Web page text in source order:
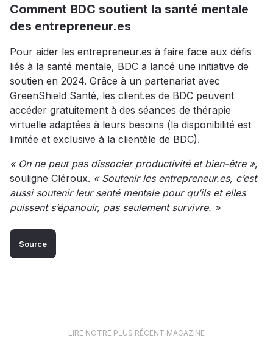
Comment BDC soutient la santé mentale
des entrepreneur.es
Pour aider les entrepreneur.es à faire face aux défis
liés à la santé mentale, BDC a lancé une initiative de
soutien en 2024. Grâce à un partenariat avec
GreenShield Santé, les client.es de BDC peuvent
accéder gratuitement à des séances de thérapie
virtuelle adaptées à leurs besoins (la disponibilité est
limitée et exclusive à la clientèle de BDC).
« On ne peut pas dissocier productivité et bien-être »,
souligne Cléroux. « Soutenir les entrepreneur.es, c’est
aussi soutenir leur santé mentale pour qu’ils et elles
puissent s’épanouir, pas seulement survivre. »
Source
LIRE NOTRE PLUS RÉCENT MAGAZINE